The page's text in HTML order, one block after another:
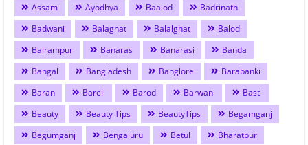
Assam
Ayodhya Baalod
Badrinath
Badwani
Balaghat Balalghat
Balod
Balrampur
Banaras Banarasi
Banda
Bangal
Bangladesh Banglore
Barabanki
Baran
Bareli Barod Barwani
Basti
Beauty
Beauty Tips BeautyTips
Begamganj
Begumganj
Bengaluru Betul
Bharatpur